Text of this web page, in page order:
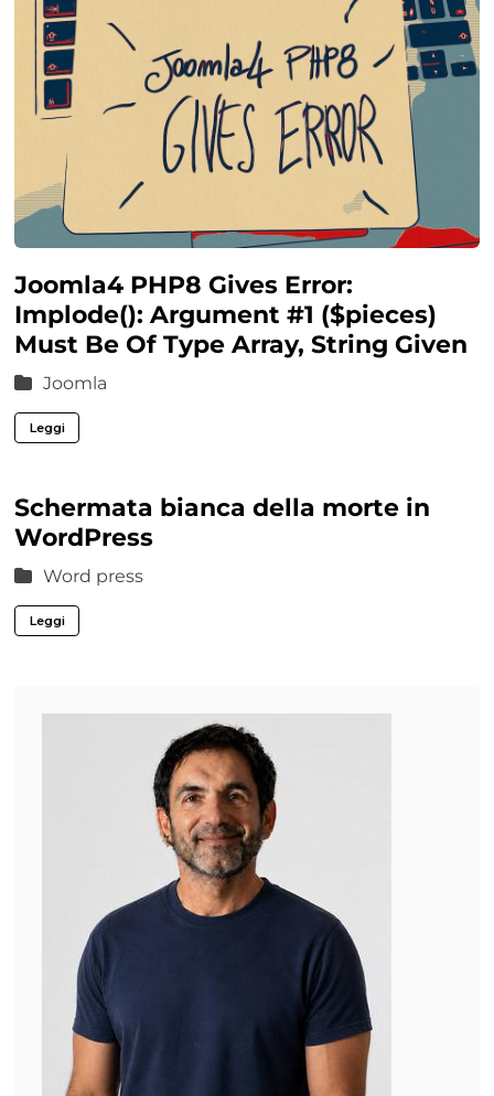
Joomla4 PHP8 Gives Error:
Implode(): Argument #1 ($pieces)
Must Be Of Type Array, String Given
Joomla
Leggi
Schermata bianca della morte in
WordPress
Word press
Leggi